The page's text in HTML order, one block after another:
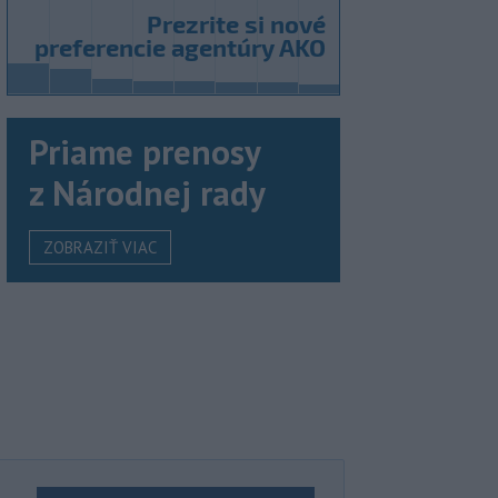
Priame prenosy
z Národnej rady
ZOBRAZIŤ VIAC